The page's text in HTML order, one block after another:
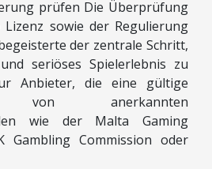
prüfen Die Überprüfung
Lizenz sowie der Regulierung
der zentrale Schritt,
seriöses Spielerlebnis zu
Anbieter, die eine gültige
von anerkannten
wie der Malta Gaming
Gambling Commission oder